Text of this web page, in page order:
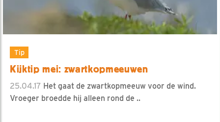
Tip
Kijktip mei: zwartkopmeeuwen
25.04.17 Het gaat de zwartkopmeeuw voor de wind.
Vroeger broedde hij alleen rond de ..